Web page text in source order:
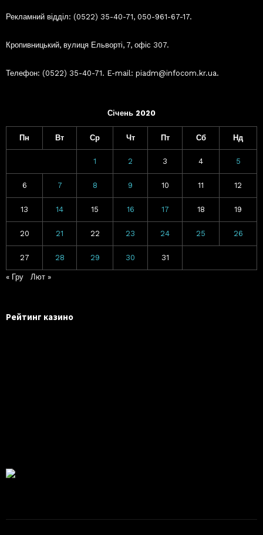
Рекламний відділ: (0522) 35-40-71, 050-961-67-17.
Кропивницький, вулиця Ельворті, 7, офіс 307.
Телефон: (0522) 35-40-71. E-mail: piadm@infocom.kr.ua.
Січень 2020
Пн Вт Ср Чт Пт Сб Нд
1 2 3 4 5
6 7 8 9 10 11 12
13 14 15 16 17 18 19
20 21 22 23 24 25 26
27 28 29 30 31
« Гру Лют »
Рейтинг казино